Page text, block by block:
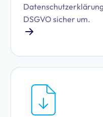
DSGVO sicher um.